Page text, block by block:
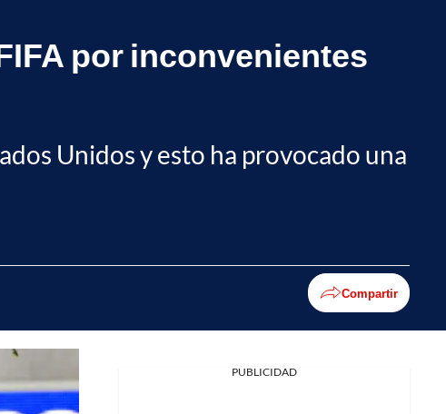
por inconvenientes
Unidos y esto ha provocado una
Compartir
PUBLICIDAD